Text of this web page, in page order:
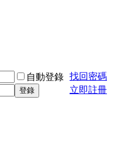
自動登錄 找回密碼
登錄 立即註冊